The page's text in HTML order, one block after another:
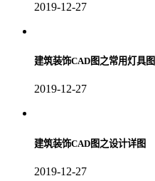
2019-12-27
建筑装饰CAD图之常用灯具图
2019-12-27
建筑装饰CAD图之设计详图
2019-12-27